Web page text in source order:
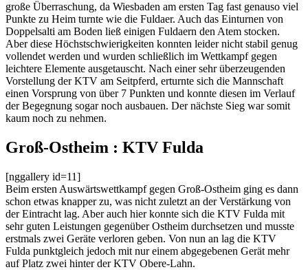
große Überraschung, da Wiesbaden am ersten Tag fast genauso viel
Punkte zu Heim turnte wie die Fuldaer. Auch das Einturnen von
Doppelsalti am Boden ließ einigen Fuldaern den Atem stocken.
Aber diese Höchstschwierigkeiten konnten leider nicht stabil genug
vollendet werden und wurden schließlich im Wettkampf gegen
leichtere Elemente ausgetauscht. Nach einer sehr überzeugenden
Vorstellung der KTV am Seitpferd, erturnte sich die Mannschaft
einen Vorsprung von über 7 Punkten und konnte diesen im Verlauf
der Begegnung sogar noch ausbauen. Der nächste Sieg war somit
kaum noch zu nehmen.
Groß-Ostheim : KTV Fulda
[nggallery id=11]
Beim ersten Auswärtswettkampf gegen Groß-Ostheim ging es dann
schon etwas knapper zu, was nicht zuletzt an der Verstärkung von
der Eintracht lag. Aber auch hier konnte sich die KTV Fulda mit
sehr guten Leistungen gegenüber Ostheim durchsetzen und musste
erstmals zwei Geräte verloren geben. Von nun an lag die KTV
Fulda punktgleich jedoch mit nur einem abgegebenen Gerät mehr
auf Platz zwei hinter der KTV Obere-Lahn.